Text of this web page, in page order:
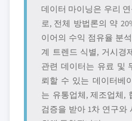
데이터 마이닝은 우리
로, 전체 방법론의 약
이어의 수익 점유율 분
계 트렌드 식별, 거시경
관련 데이터는 유료 및
뢰할 수 있는 데이터베
는 유통업체, 제조업체,
검증을 받아 1차 연구와